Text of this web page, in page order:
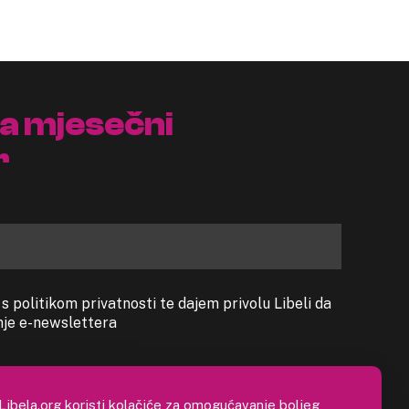
mjesečni
politikom privatnosti te dajem privolu Libeli da
e-newslettera
Libela.org koristi kolačiće za omogućavanje boljeg